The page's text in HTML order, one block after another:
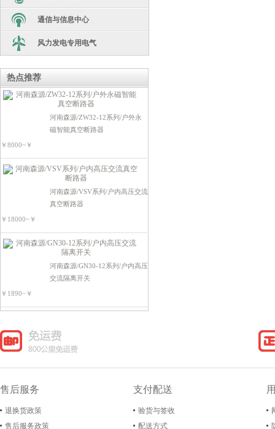
配件
光伏/充电桩
电源电器类
断路器类
无功补偿类
电源电器类
开关电器类
矿用隔爆变
断路器类
电机驱动类
可编程控制器
箱变
开关电器类
防雷灭火器类
船用变
干式变压器
油浸式变压器
开关电器类
电源电器类
通信与信息中心
SG10干变
非晶合金
S13油变
高低压开关柜
可编程控制器
风力发电专用电气
风力发电站
高低压开关柜
接触器类
热点推荐
河南森源/ZW32-12系列/户外永
磁智能真空断路器
￥8000~￥
河南森源/VSV系列/户内高压交流
真空断路器
￥18000~￥
河南森源/GN30-12系列/户内高压
交流隔离开关
￥1890~￥
售后服务
退换货政策
售后服务政策
支付配送
验货与签收
配送方式